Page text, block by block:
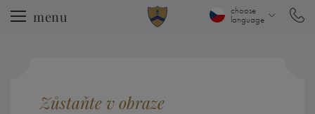
menu
choose
language
Zůstaňte v obraze